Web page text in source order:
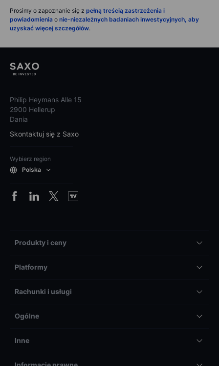
Prosimy o zapoznanie się z pełną treścią zastrzeżenia i
powiadomienia o nie-niezależnych badaniach inwestycyjnych, aby
uzyskać więcej szczegółów.
Philip Heymans Alle 15
2900 Hellerup
Dania
Skontaktuj się z Saxo
Wybierz region
Polska
Produkty i ceny
Platformy
Rachunki i usługi
Ogólne
Inne